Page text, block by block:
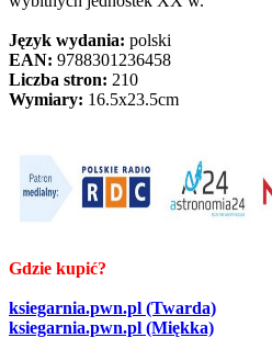
Język wydania: polski
EAN: 9788301236458
Liczba stron: 210
Wymiary: 16.5x23.5cm
Gdzie kupić?
ksiegarnia.pwn.pl (Twarda)
ksiegarnia.pwn.pl (Miękka)